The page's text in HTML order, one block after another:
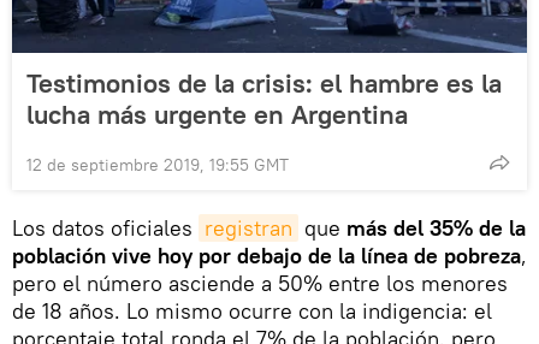
Testimonios de la crisis: el hambre es la
lucha más urgente en Argentina
12 de septiembre 2019, 19:55 GMT
Los datos oficiales registran que más del 35% de la
población vive hoy por debajo de la línea de pobreza,
pero el número asciende a 50% entre los menores
de 18 años. Lo mismo ocurre con la indigencia: el